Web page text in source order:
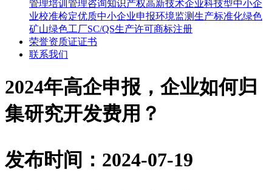
管理培训 管理咨询知识产权高新技术企业科技型中小企
业校准检定优质中小企业申报环境监测生产标准化绿色
矿山绿色工厂SC/QS生产许可商标注册
荣誉资质证证书
联系我们
2024年高企申报，企业如何归
集研究开发费用？
发布时间：2024-07-19